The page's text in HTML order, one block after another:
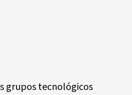
grupos tecnológicos